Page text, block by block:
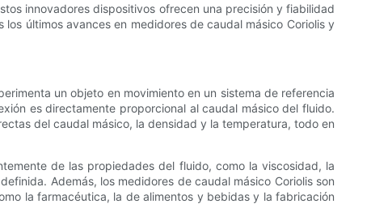
innovadores dispositivos ofrecen una precisión y fiabilidad
últimos avances en medidores de caudal másico Coriolis y
un objeto en movimiento en un sistema de referencia
es directamente proporcional al caudal másico del fluido.
del caudal másico, la densidad y la temperatura, todo en
de las propiedades del fluido, como la viscosidad, la
Además, los medidores de caudal másico Coriolis son
la farmacéutica, la de alimentos y bebidas y la fabricación